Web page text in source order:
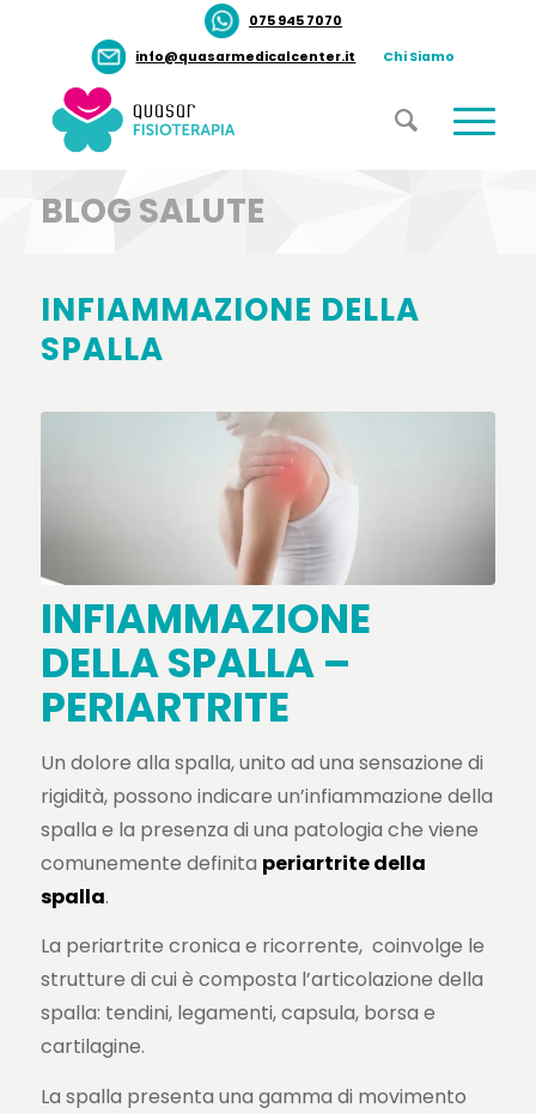
075 945 7070
info@quasarmedicalcenter.it
Chi Siamo
BLOG SALUTE
INFIAMMAZIONE DELLA
SPALLA
INFIAMMAZIONE
DELLA SPALLA –
PERIARTRITE
Un dolore alla spalla, unito ad una sensazione di
rigidità, possono indicare un’infiammazione della
spalla e la presenza di una patologia che viene
comunemente definita periartrite della
spalla.
La periartrite cronica e ricorrente, coinvolge le
strutture di cui è composta l’articolazione della
spalla: tendini, legamenti, capsula, borsa e
cartilagine.
La spalla presenta una gamma di movimento